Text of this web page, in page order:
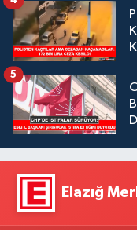
5
Elazığ